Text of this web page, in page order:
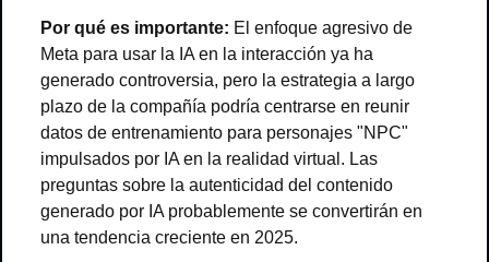
Por qué es importante: El enfoque agresivo de
Meta para usar la IA en la interacción ya ha
generado controversia, pero la estrategia a largo
plazo de la compañía podría centrarse en reunir
datos de entrenamiento para personajes "NPC"
impulsados por IA en la realidad virtual. Las
preguntas sobre la autenticidad del contenido
generado por IA probablemente se convertirán en
una tendencia creciente en 2025.